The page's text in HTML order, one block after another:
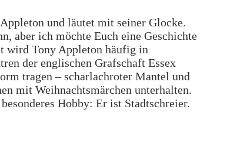
und läutet mit seiner Glocke.
aber ich möchte Euch eine Geschichte
wird Tony Appleton häufig in
der englischen Grafschaft Essex
tragen – scharlachroter Mantel und
mit Weihnachtsmärchen unterhalten.
Hobby: Er ist Stadtschreier.